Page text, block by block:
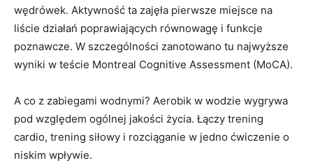
wędrówek. Aktywność ta zajęła pierwsze miejsce na
liście działań poprawiających równowagę i funkcje
poznawcze. W szczególności zanotowano tu najwyższe
wyniki w teście Montreal Cognitive Assessment (MoCA).
A co z zabiegami wodnymi? Aerobik w wodzie wygrywa
pod względem ogólnej jakości życia. Łączy trening
cardio, trening siłowy i rozciąganie w jedno ćwiczenie o
niskim wpływie.